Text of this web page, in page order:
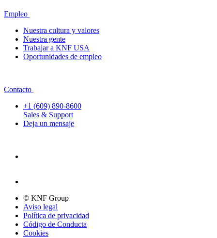
Empleo
Nuestra cultura y valores
Nuestra gente
Trabajar a KNF USA
Oportunidades de empleo
Contacto
+1 (609) 890-8600
Sales & Support
Deja un mensaje
© KNF Group
Aviso legal
Política de privacidad
Código de Conducta
Cookies